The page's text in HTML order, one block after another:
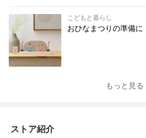
こどもと暮らし
おひなまつりの準備に
もっと見る
ストア紹介